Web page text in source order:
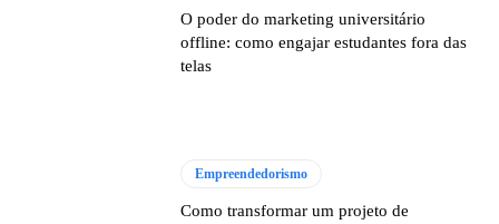
O poder do marketing universitário
offline: como engajar estudantes fora das
telas
Empreendedorismo
Como transformar um projeto de